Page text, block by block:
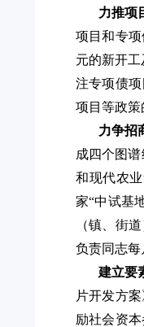
力推项
项目和专项
元的新开
注专项债
项目等政
力争招
成四个图
和现代农
家“中试基
（镇、街
负责同志每
建立要
片开发方
励社会资